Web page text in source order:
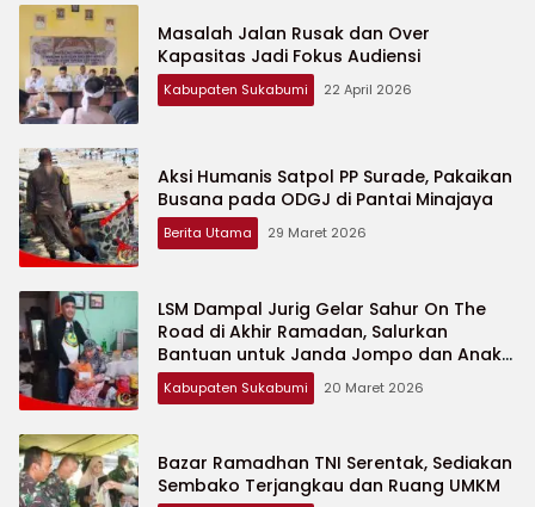
Masalah Jalan Rusak dan Over
Kapasitas Jadi Fokus Audiensi
Kabupaten Sukabumi 22 April 2026
Aksi Humanis Satpol PP Surade, Pakaikan
Busana pada ODGJ di Pantai Minajaya
Berita Utama 29 Maret 2026
LSM Dampal Jurig Gelar Sahur On The
Road di Akhir Ramadan, Salurkan
Bantuan untuk Janda Jompo dan Anak
Yatim
Kabupaten Sukabumi 20 Maret 2026
Bazar Ramadhan TNI Serentak, Sediakan
Sembako Terjangkau dan Ruang UMKM